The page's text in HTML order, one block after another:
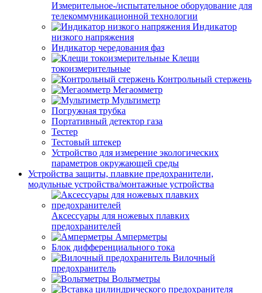
Измерительное-/испытательное оборудование для
телекоммуникационной технологии
Индикатор
низкого напряжения
Индикатор чередования фаз
Клещи
токоизмерительные
Контрольный стержень
Мегаомметр
Мультиметр
Погружная трубка
Портативный детектор газа
Тестер
Тестовый штекер
Устройство для измерение экологических
параметров окружающей среды
Устройства защиты, плавкие предохранители,
модульные устройства/монтажные устройства
Аксессуары для ножевых плавких
предохранителей
Амперметры
Блок дифференциального тока
Вилочный
предохранитель
Вольтметры